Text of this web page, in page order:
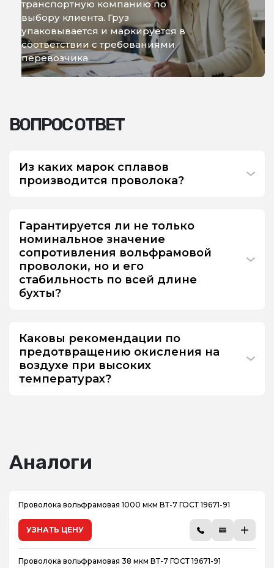
транспортную компанию по
выбору клиента. Груз
упаковывается и маркируется в
соответствии с требованиями
перевозчика.
ВОПРОС ОТВЕТ
Из каких марок сплавов
производится проволока?
Гарантируется ли не только
номинальное значение
сопротивления вольфрамовой
проволоки, но и его
стабильность по всей длине
бухты?
Каковы рекомендации по
предотвращению окисления на
воздухе при высоких
температурах?
Аналоги
Проволока вольфрамовая 1000 мкм ВТ-7 ГОСТ 19671-91
УЗНАТЬ ЦЕНУ
Проволока вольфрамовая 38 мкм ВТ-7 ГОСТ 19671-91